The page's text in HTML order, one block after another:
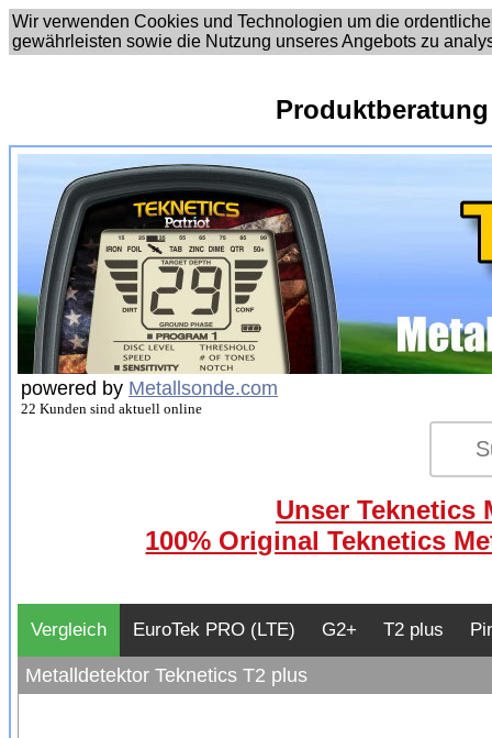
Wir verwenden Cookies und Technologien um die
gewährleisten sowie die Nutzung unseres Angebots zu
powered by Metallsonde.com
22 Kunden sind aktuell online
Unser Teknetics
100% Original Teknetics
Vergleich EuroTek PRO (LTE) G2+ T2 plus
Metalldetektor Teknetics T2 plus